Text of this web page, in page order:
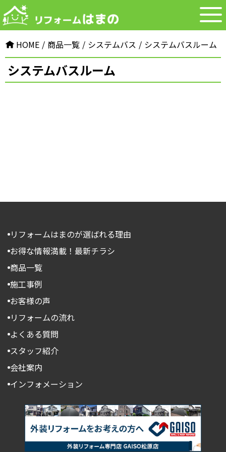
HOME 商品一覧 システムバス システムバスルーム
システムバスルーム
リフォームはまのが選ばれる理由
お得な情報満載！最新チラシ
商品一覧
施工事例
お客様の声
リフォームの流れ
よくある質問
スタッフ紹介
会社案内
インフォメーション